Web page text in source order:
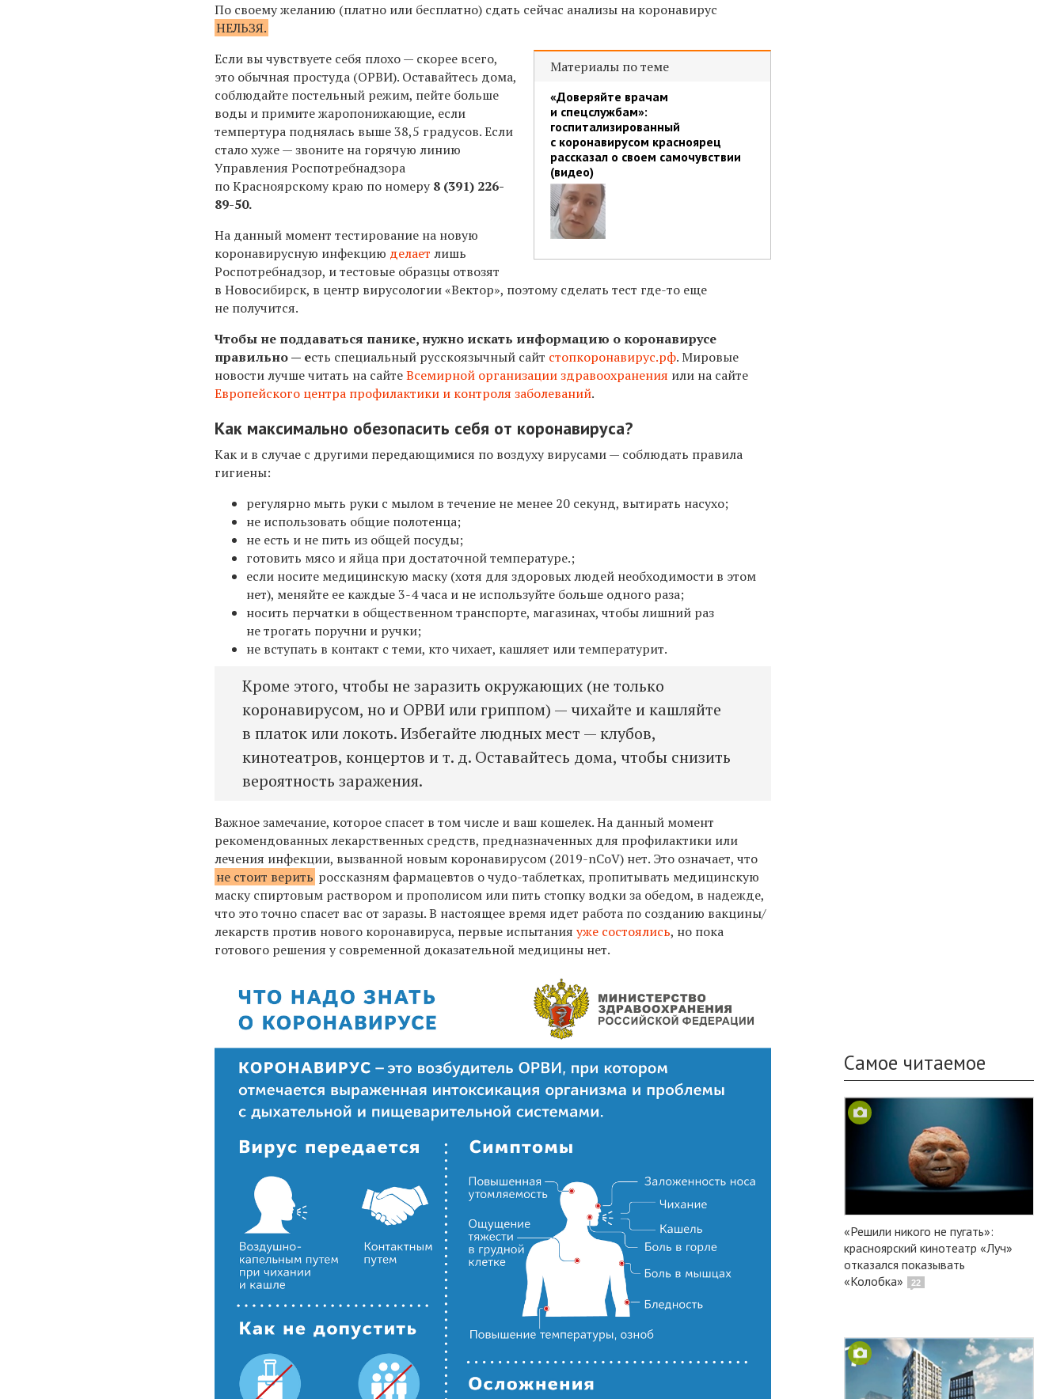
По своему желанию (платно или бесплатно) сдать сейчас анализы на коронавирус
НЕЛЬЗЯ.
Материалы по теме
«Доверяйте врачам
и спецслужбам»:
госпитализированный
с коронавирусом красноярец
рассказал о своем самочувствии
(видео)
Если вы чувствуете себя плохо — скорее всего,
это обычная простуда (ОРВИ). Оставайтесь дома,
соблюдайте постельный режим, пейте больше
воды и примите жаропонижающие, если
темпертура поднялась выше 38,5 градусов. Если
стало хуже — звоните на горячую линию
Управления Роспотребнадзора
по Красноярскому краю по номеру8 (391) 226-
89-50.
На данный момент тестирование на новую
коронавирусную инфекцию делает лишь
Роспотребнадзор, и тестовые образцы отвозят
в Новосибирск, в центр вирусологии «Вектор», поэтому сделать тест где-то еще
не получится.
Чтобы не поддаваться панике, нужно искать информацию о коронавирусе
правильно — есть специальный русскоязычный сайт стопкоронавирус.рф. Мировые
новости лучше читать на сайтеВсемирной организации здравоохранения или на сайте
Европейского центра профилактики и контроля заболеваний.
Как максимально обезопасить себя от коронавируса?
Как и в случае с другими передающимися по воздуху вирусами — соблюдать правила
гигиены:
регулярно мыть руки с мылом в течение не менее 20 секунд, вытирать насухо;
не использовать общие полотенца;
не есть и не пить из общей посуды;
готовить мясо и яйца при достаточной температуре.;
если носите медицинскую маску (хотя для здоровых людей необходимости в этом
нет), меняйте ее каждые 3-4 часа и не используйте больше одного раза;
носить перчатки в общественном транспорте, магазинах, чтобы лишний раз
не трогать поручни и ручки;
не вступать в контакт с теми, кто чихает, кашляет или температурит.
Кроме этого, чтобы не заразить окружающих (не только
коронавирусом, но и ОРВИ или гриппом) — чихайте и кашляйте
в платок или локоть. Избегайте людных мест — клубов,
кинотеатров, концертов и т. д. Оставайтесь дома, чтобы снизить
вероятность заражения.
Важное замечание, которое спасет в том числе и ваш кошелек. На данный момент
рекомендованных лекарственных средств, предназначенных для профилактики или
лечения инфекции, вызванной новым коронавирусом (2019-nCoV) нет. Это означает, что
не стоит верить россказням фармацевтов о чудо-таблетках, пропитывать медицинскую
маску спиртовым раствором и прополисом или пить стопку водки за обедом, в надежде,
что это точно спасет вас от заразы. В настоящее время идет работа по созданию вакцины/
лекарств против нового коронавируса, первые испытанияуже состоялись, но пока
готового решения у современной доказательной медицины нет.
Самое читаемое
«Решили никого не пугать»:
красноярский кинотеатр «Луч»
отказался показывать
«Колобка»
22